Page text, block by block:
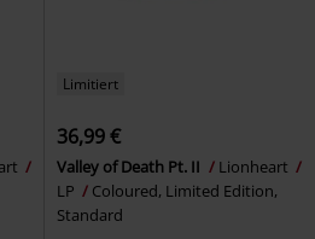
Limitiert
36,99 €
Valley of Death Pt. II
Lionheart
LP
Coloured, Limited Edition,
Standard